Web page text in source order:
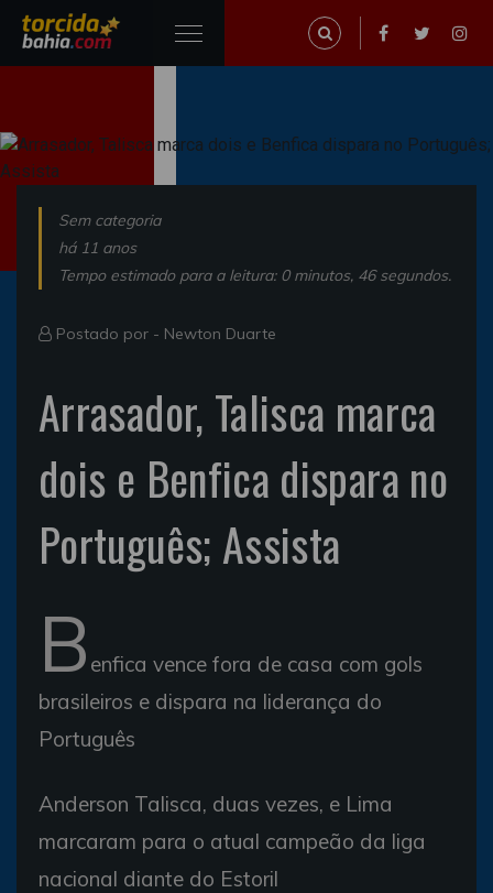
Sem categoria
há 11 anos
Tempo estimado para a leitura: 0 minutos, 46 segundos.
Postado por - Newton Duarte
Arrasador, Talisca marca
dois e Benfica dispara no
Português; Assista
B enfica vence fora de casa com gols
brasileiros e dispara na liderança do
Português
Anderson Talisca, duas vezes, e Lima
marcaram para o atual campeão da liga
nacional diante do Estoril